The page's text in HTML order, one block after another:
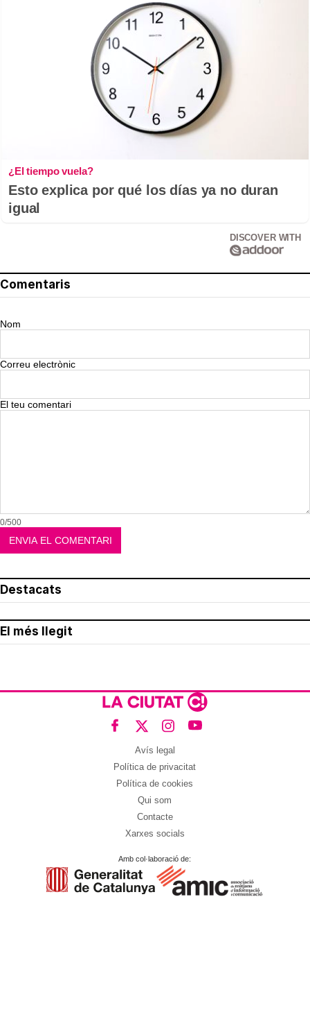
¿El tiempo vuela?
Esto explica por qué los días ya no duran
igual
DISCOVER WITH
Comentaris
Nom
Correu electrònic
El teu comentari
0/500
Destacats
El més llegit
Avís legal
Política de privacitat
Política de cookies
Qui som
Contacte
Xarxes socials
Amb col·laboració de: